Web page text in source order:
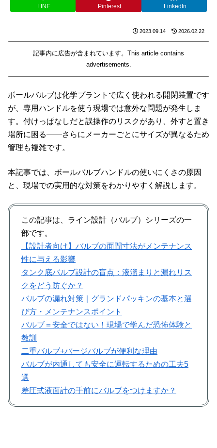
LINE Pinterest LinkedIn
2023.09.14 2026.02.22
記事内に広告が含まれています。This article contains
advertisements.
ボールバルブは化学プラントで広く使われる開閉装置です
が、専用ハンドルを使う現場では意外な問題が発生しま
す。付けっぱなしだと誤操作のリスクがあり、外すと置き
場所に困る――さらにメーカーごとにサイズが異なるため
管理も複雑です。
本記事では、ボールバルブハンドルの使いにくさの原因
と、現場での実用的な対策をわかりやすく解説します。
この記事は、ライン設計（バルブ）シリーズの一
部です。
【設計者向け】バルブの面間寸法がメンテナンス
性に与える影響
タンク底バルブ設計の盲点：液溜まりと漏れリス
クをどう防ぐか？
バルブの漏れ対策｜グランドパッキンの基本と選
び方・メンテナンスポイント
バルブ＝安全ではない！現場で学んだ恐怖体験と
教訓
二重バルブ+パージバルブが便利な理由
バルブが内通しても安全に運転するための工夫5
選
差圧式液面計の手前にバルブをつけますか？